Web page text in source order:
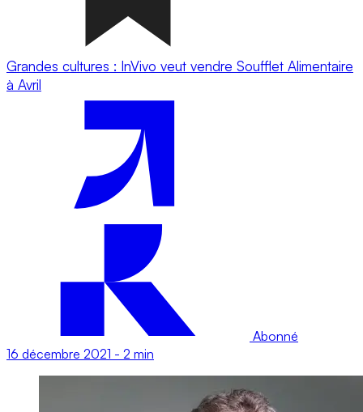
Grandes cultures : InVivo veut vendre Soufflet Alimentaire
à Avril
Abonné
16 décembre 2021 - 2 min